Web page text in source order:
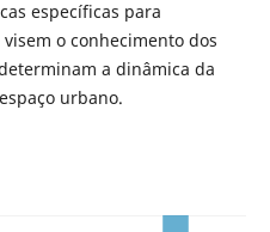
específicas para
o conhecimento dos
a dinâmica da
urbano.